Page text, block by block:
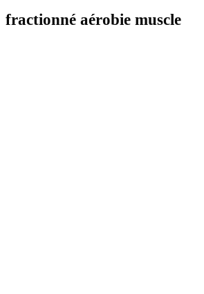
fractionné aérobie muscle